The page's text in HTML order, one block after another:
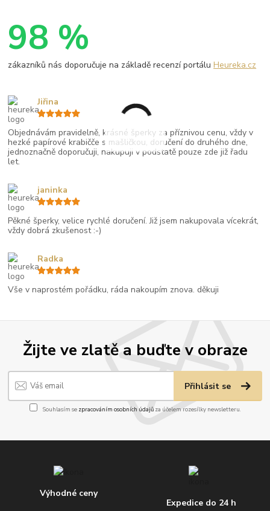
Žijte ve zlatě a buďte v obraze
Přihlásit se
Souhlasím se zpracováním osobních údajůza účelem rozesílky newsletteru.
Výhodné ceny
Expedice do 24 h
98 %
zákazníků nás doporučuje na základě recenzí portáluHeureka.cz
Objednávám pravidelně, krásné šperky za příznivou cenu, vždy v
hezké papírové krabičče s mašličkou, doručení do druhého dne,
jednoznačně doporučuji, nakupuji v podstatě pouze zde již řadu
let.
Jiřina
Pěkné šperky, velice rychlé doručení. Již jsem nakupovala vícekrát,
vždy dobrá zkušenost :-)
janinka
Vše v naprostém pořádku, ráda nakoupím znova. děkuji
Radka